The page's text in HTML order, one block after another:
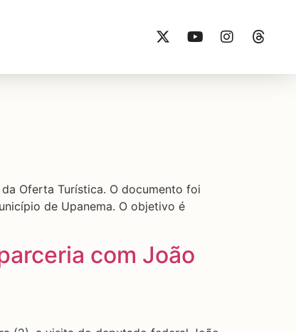
Oferta Turística. O documento foi
de Upanema. O objetivo é
com João